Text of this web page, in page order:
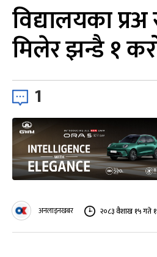
विद्यालयका
मिलेर झन्डै १
1
अनलाइनखबर २०८३ वैशाख १५ गते